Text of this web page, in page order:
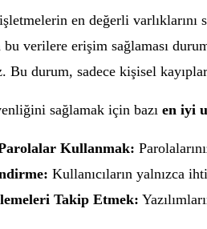
en değerli
verilere erişim sağlaması
Bu durum, sadece kişisel
sağlamak için bazı en iyi
Kullanmak:
Kullanıcıların yalnızca
Takip Etmek: